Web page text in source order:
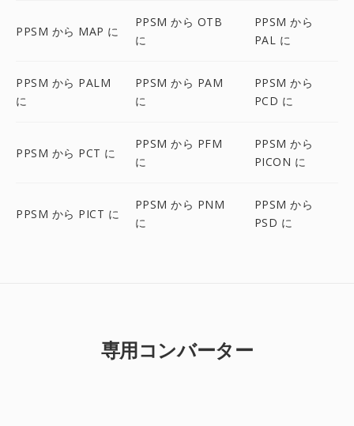
PPSM から MAP に
PPSM から OTB
に
PPSM から
PAL に
PPSM から PALM
に
PPSM から PAM
に
PPSM から
PCD に
PPSM から PCT に
PPSM から PFM
に
PPSM から
PICON に
PPSM から PICT に
PPSM から PNM
に
PPSM から
PSD に
専用コンバーター